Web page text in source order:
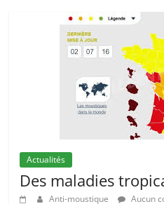
Actualités
Des maladies
Anti-moustique Aucun